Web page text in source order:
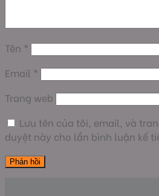
Tên *
Email *
Trang web
Lưu tên của tôi, email, và
duyệt này cho lần bình luận kế